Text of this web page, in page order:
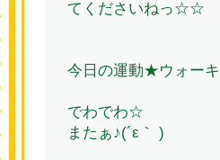
てくださいねっ☆☆
今日の運動★ウォー
でわでわ☆
またぁ♪(´ε｀ )